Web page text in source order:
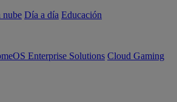
nube Día a día Educación
Enterprise Solutions Cloud Gaming